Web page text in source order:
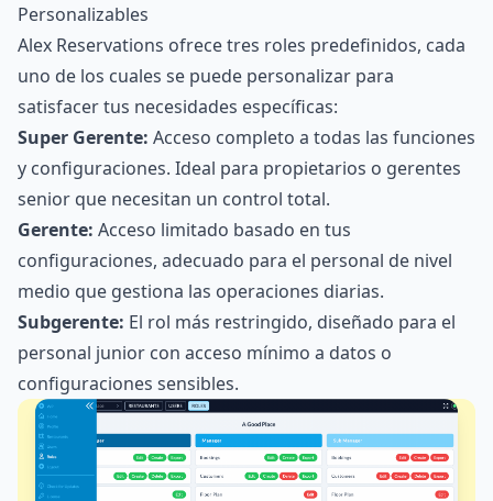
Personalizables
Alex Reservations ofrece tres roles predefinidos, cada
uno de los cuales se puede personalizar para
satisfacer tus necesidades específicas:
Super Gerente: Acceso completo a todas las funciones
y configuraciones. Ideal para propietarios o gerentes
senior que necesitan un control total.
Gerente: Acceso limitado basado en tus
configuraciones, adecuado para el personal de nivel
medio que gestiona las operaciones diarias.
Subgerente: El rol más restringido, diseñado para el
personal junior con acceso mínimo a datos o
configuraciones sensibles.